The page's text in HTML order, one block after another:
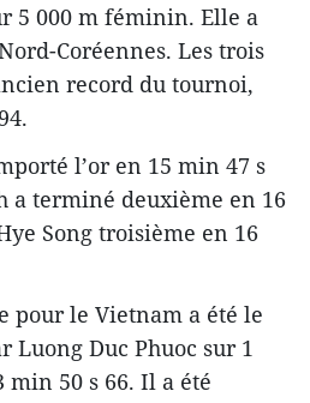
5 000 m féminin. Elle a
Coréennes. Les trois
record du tournoi,
l’or en 15 min 47 s
a terminé deuxième en 16
Song troisième en 16
pour le Vietnam a été le
Luong Duc Phuoc sur 1
min 50 s 66. Il a été